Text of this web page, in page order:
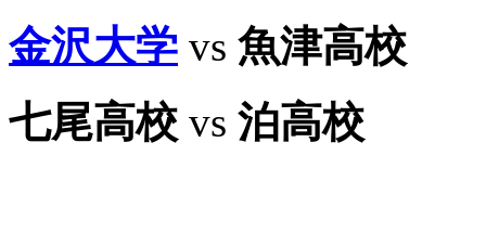
金沢大学 vs 魚津高校
七尾高校 vs 泊高校